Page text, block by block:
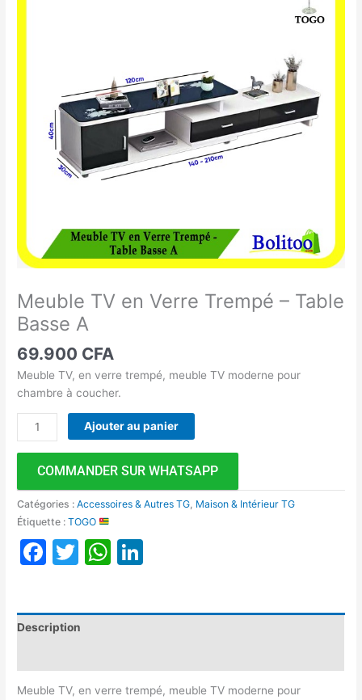
Meuble TV en Verre Trempé – Table
Basse A
69.900 CFA
Meuble TV, en verre trempé, meuble TV moderne pour
chambre à coucher.
Ajouter au panier
COMMANDER SUR WHATSAPP
Catégories :Accessoires & Autres TG Maison & Intérieur TG
Étiquette :TOGO
Facebook
TwitterWhatsApp
Description
Meuble TV, en verre trempé, meuble TV moderne pour